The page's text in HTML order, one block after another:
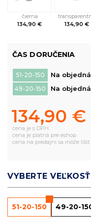
čierna
134,90 €
134,90 €
ČAS DORUČENIA
51-20-150 Na
49-20-150 Na
134,90 €
cena je s DPH
cena je platná pre eshop
cena na predajni sa môže líšiť
VYBERTE VEĽKOSŤ
51-20-150 49-20-